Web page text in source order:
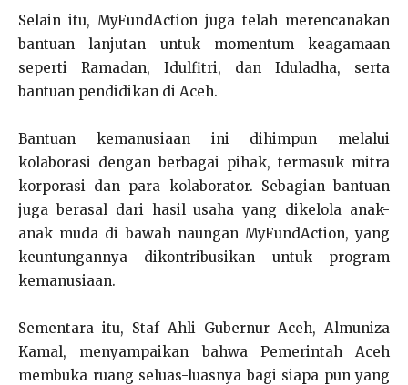
Selain itu, MyFundAction juga telah merencanakan
bantuan lanjutan untuk momentum keagamaan
seperti Ramadan, Idulfitri, dan Iduladha, serta
bantuan pendidikan di Aceh.
Bantuan kemanusiaan ini dihimpun melalui
kolaborasi dengan berbagai pihak, termasuk mitra
korporasi dan para kolaborator. Sebagian bantuan
juga berasal dari hasil usaha yang dikelola anak-
anak muda di bawah naungan MyFundAction, yang
keuntungannya dikontribusikan untuk program
kemanusiaan.
Sementara itu, Staf Ahli Gubernur Aceh, Almuniza
Kamal, menyampaikan bahwa Pemerintah Aceh
membuka ruang seluas-luasnya bagi siapa pun yang